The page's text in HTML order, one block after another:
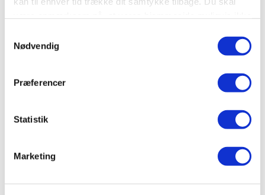
tilbagetrækker et samtykke.
Nødvendig
Præferencer
Statistik
Marketing